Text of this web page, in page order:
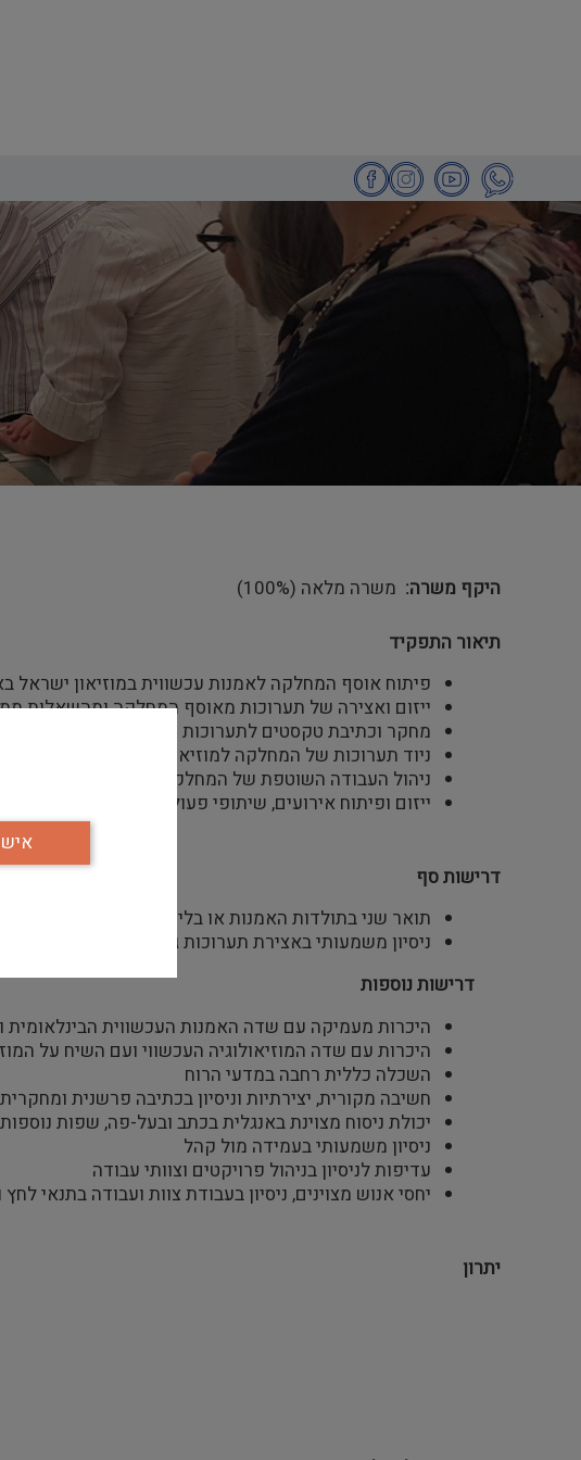
היקף משרה משרה מלאה (100%)
תיאור התפקיד
פיתוח אוסף המחלקה לאמנות עכשווית במוזיאון ישראל
ייזום ואצירה של תערוכות מאוסף המחלקה ומהשאלות
מחקר וכתיבת טקסטים לתערוכות ולפרסומי המחלקה
ניוד תערוכות של המחלקה למוזיאונים בחו"ל
ניהול העבודה השוטפת של המחלקה (השאלות, רכישות,
ייזום ופיתוח אירועים, שיתופי פעולה בין-מוסדיים,
דרישות סף
תואר שני בתולדות האמנות או בלימודי תרבות
ניסיון משמעותי באצירת תערוכות גדולות של אמנות
דרישות נוספות
היכרות מעמיקה עם שדה האמנות העכשווית הבינלאומית
היכרות עם שדה המוזיאולוגיה העכשווי ועם השיח על
השכלה כללית רחבה במדעי הרוח
חשיבה מקורית, יצירתיות וניסיון בכתיבה פרשנית
יכולת ניסוח מצוינת באנגלית בכתב ובעל-פה, שפות
ניסיון משמעותי בעמידה מול קהל
עדיפות לניסיון בניהול פרויקטים וצוותי עבודה
יחסי אנוש מצוינים, ניסיון בעבודת צוות ועבודה בתנאי לחץ
יתרון